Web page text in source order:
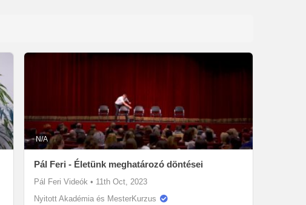
N/A
Pál Feri - Életünk meghatározó döntései
Pál Feri Videók • 11th Oct, 2023
Nyitott Akadémia és MesterKurzus